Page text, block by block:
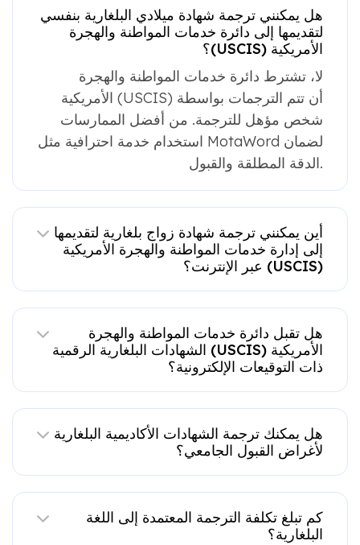
هل يمكنني ترجمة شهادة ميلادي البلغارية بنفسي
لتقديمها إلى دائرة خدمات المواطنة والهجرة
الأمريكية (USCIS)؟
لا، تشترط دائرة خدمات المواطنة والهجرة
الأمريكية (USCIS) أن تتم الترجمات بواسطة
شخص مؤهل للترجمة. من أفضل الممارسات
استخدام خدمة احترافية مثل MotaWord لضمان
الدقة المطلقة والقبول.
أين يمكنني ترجمة شهادة زواج بلغارية لتقديمها
إلى إدارة خدمات المواطنة والهجرة الأمريكية
(USCIS) عبر الإنترنت؟
هل تقبل دائرة خدمات المواطنة والهجرة
الأمريكية (USCIS) الشهادات البلغارية الرقمية
ذات التوقيعات الإلكترونية؟
هل يمكنك ترجمة الشهادات الأكاديمية البلغارية
لأغراض القبول الجامعي؟
كم تبلغ تكلفة الترجمة المعتمدة إلى اللغة
البلغارية؟